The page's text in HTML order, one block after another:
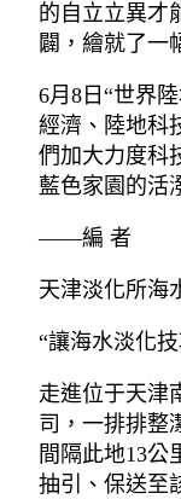
的自立立異才
闢，繪就了一
6月8日“世界
經濟、陸地科
們加大力度科
藍色家園的活
——編 者
天津淡化所
“讓海水淡化
走進位于天津
司，一排排整
間隔此地13公
抽引、保送至